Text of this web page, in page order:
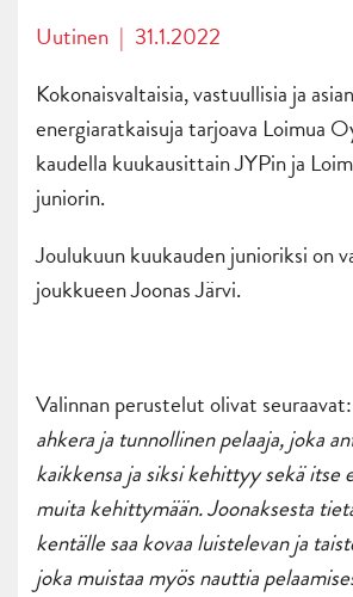
Uutinen | 31.1.2022
Kokonaisvaltaisia, vastuullisia ja
energiaratkaisuja tarjoava Loimua
kaudella kuukausittain JYPin ja
juniorin.
Joulukuun kuukauden junioriksi on
joukkueen Joonas Järvi.
Valinnan perustelut olivat seuraavat:
ahkera ja tunnollinen pelaaja, joka
kaikkensa ja siksi kehittyy sekä itse
muita kehittymään. Joonaksesta
kentälle saa kovaa luistelevan ja
joka muistaa myös nauttia